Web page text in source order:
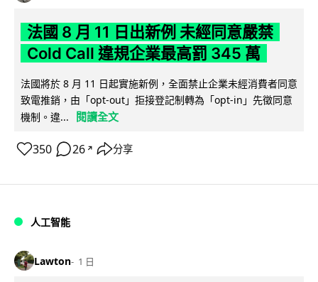
法國 8 月 11 日出新例 未經同意嚴禁
Cold Call 違規企業最高罰 345 萬
法國將於 8 月 11 日起實施新例，全面禁止企業未經消費者同意
致電推銷，由「opt-out」拒接登記制轉為「opt-in」先徵同意
機制。違...
閱讀全文
350 26 ↗ 分享
人工智能
Lawton 1 日